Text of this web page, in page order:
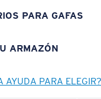
PARA GAFAS
ARMAZÓN
AYUDA PARA ELEGIR?